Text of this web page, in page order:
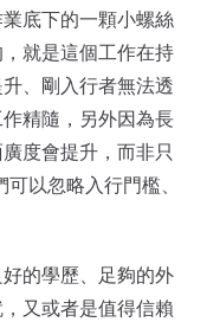
底下的一顆小螺絲
就是這個工作在持
、剛入行者無法透
精隨，另外因為長
度會提升，而非只
以忽略入行門檻、
的學歷、足夠的外
又或者是值得信賴